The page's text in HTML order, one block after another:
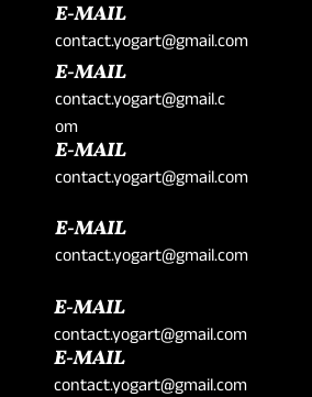
E-MAIL
contact.yogart@gmail.com
E-MAIL
contact.yogart@gmail.c
om
E-MAIL
contact.yogart@gmail.com
E-MAIL
contact.yogart@gmail.com
E-MAIL
contact.yogart@gmail.com
E-MAIL
contact.yogart@gmail.com